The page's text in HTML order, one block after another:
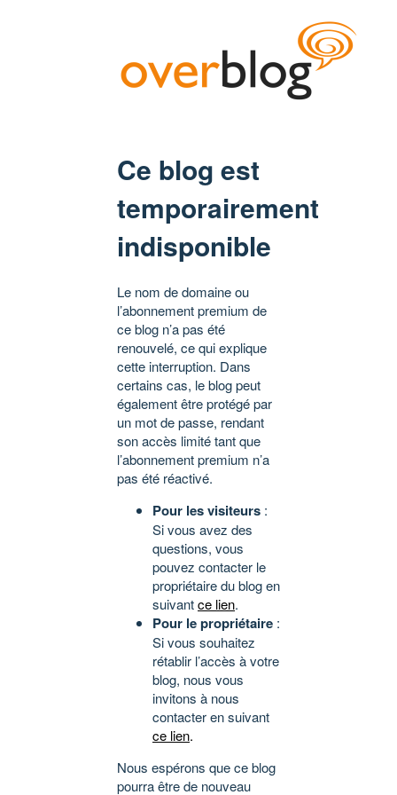
Ce blog est
temporairement
indisponible
Le nom de domaine ou
l’abonnement premium de
ce blog n’a pas été
renouvelé, ce qui explique
cette interruption. Dans
certains cas, le blog peut
également être protégé par
un mot de passe, rendant
son accès limité tant que
l’abonnement premium n’a
pas été réactivé.
Pour les visiteurs :
Si vous avez des
questions, vous
pouvez contacter le
propriétaire du blog en
suivantce lien.
Pour le propriétaire :
Si vous souhaitez
rétablir l’accès à votre
blog, nous vous
invitons à nous
contacter en suivant
ce lien.
Nous espérons que ce blog
pourra être de nouveau